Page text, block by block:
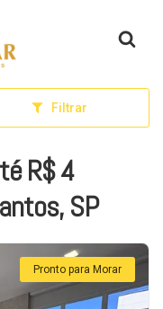
Filtrar
R$ 4
SP
Pronto para Morar